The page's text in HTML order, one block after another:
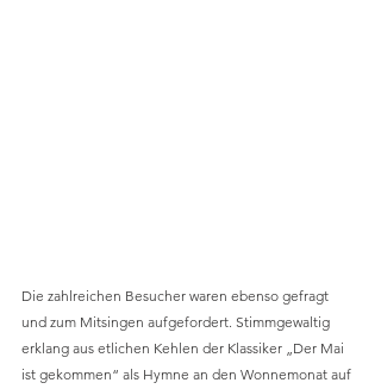
Die zahlreichen Besucher waren ebenso gefragt
und zum Mitsingen aufgefordert. Stimmgewaltig
erklang aus etlichen Kehlen der Klassiker „Der Mai
ist gekommen“ als Hymne an den Wonnemonat auf